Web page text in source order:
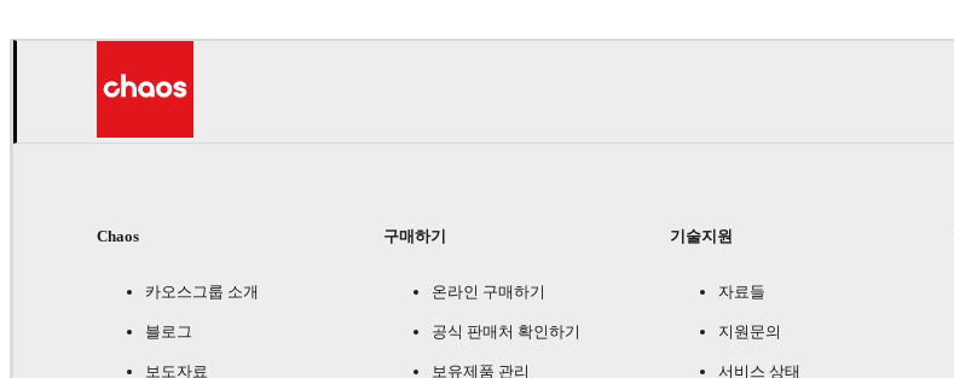
Chaos
카오스그룹 소개
블로그
보도자료
구매하기
온라인 구매하기
공식 판매처 확인하기
보유제품 관리
기술지원
자료들
지원문의
서비스 상태